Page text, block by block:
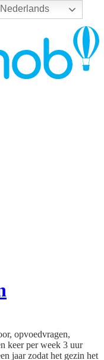
Nederlands
opvoedvragen,
keer per week 3 uur
jaar zodat het gezin het